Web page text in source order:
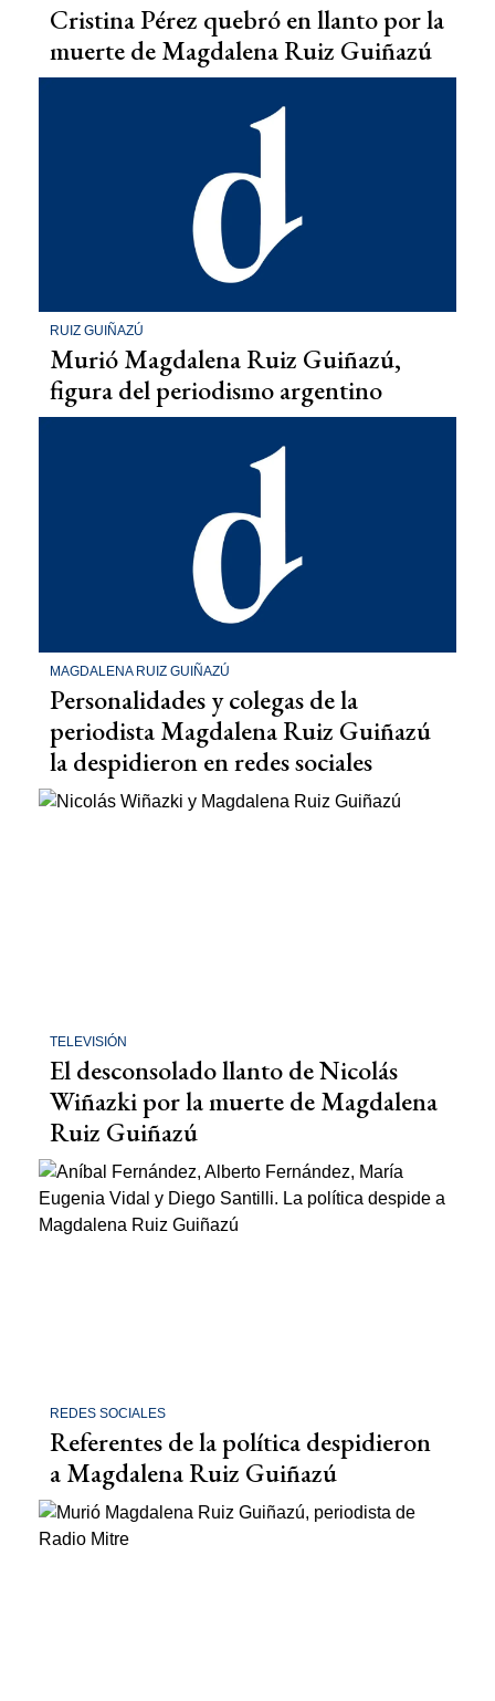
Cristina Pérez quebró en llanto por la
muerte de Magdalena Ruiz Guiñazú
RUIZ GUIÑAZÚ
Murió Magdalena Ruiz Guiñazú,
figura del periodismo argentino
MAGDALENA RUIZ GUIÑAZÚ
Personalidades y colegas de la
periodista Magdalena Ruiz Guiñazú
la despidieron en redes sociales
TELEVISIÓN
El desconsolado llanto de Nicolás
Wiñazki por la muerte de Magdalena
Ruiz Guiñazú
REDES SOCIALES
Referentes de la política despidieron
a Magdalena Ruiz Guiñazú